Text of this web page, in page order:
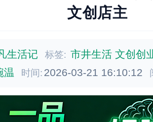
文创店主
生活记 标签: 市井生活 文创创
温 时间: 2026-03-21 16:10:12